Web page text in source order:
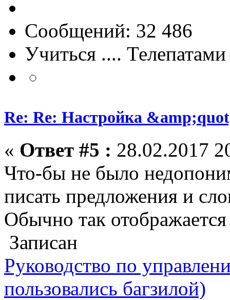
Сообщений: 32 486
Учиться ....
Re: Re: Настройка
« Ответ #5 : 28.02.2017
Что-бы не было
писать предложения и
Обычно так
Записан
Руководство по
пользовались багзилой)